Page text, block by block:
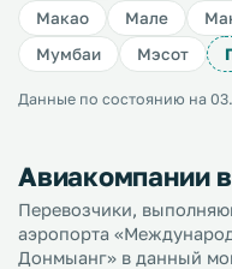
Макао
Мале
Мумбаи
Мэсот
Данные по состоянию на
Авиакомпании
Перевозчики,
аэропорта
Донмыанг» в данный